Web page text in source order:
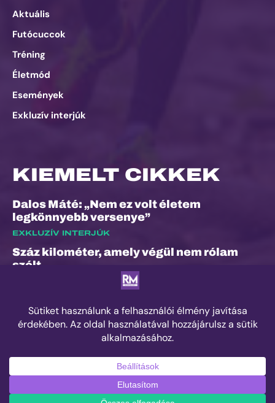
Aktuális
Futócuccok
Tréning
Életmód
Események
Exkluzív interjúk
KIEMELT CIKKEK
Dalos Máté: „Nem ez volt életem
legkönnyebb versenye”
EXKLUZÍV INTERJÚK
Száz kilométer, amely végül nem rólam
szólt
fájdalom és a szenvedés nem rossz dolog”
– Interjú Lénárt Krisztiánnal, a Daráló új
pályacsúcstartójával
EDZÉS